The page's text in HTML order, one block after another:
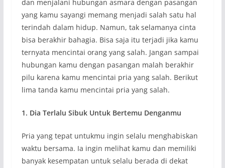
dan menjalani hubungan asmara dengan pasangan
yang kamu sayangi memang menjadi salah satu hal
terindah dalam hidup. Namun, tak selamanya cinta
bisa berakhir bahagia. Bisa saja itu terjadi jika kamu
ternyata mencintai orang yang salah. Jangan sampai
hubungan kamu dengan pasangan malah berakhir
pilu karena kamu mencintai pria yang salah. Berikut
lima tanda kamu mencintai pria yang salah.
1. Dia Terlalu Sibuk Untuk Bertemu Denganmu
Pria yang tepat untukmu ingin selalu menghabiskan
waktu bersama. Ia ingin melihat kamu dan memiliki
banyak kesempatan untuk selalu berada di dekat